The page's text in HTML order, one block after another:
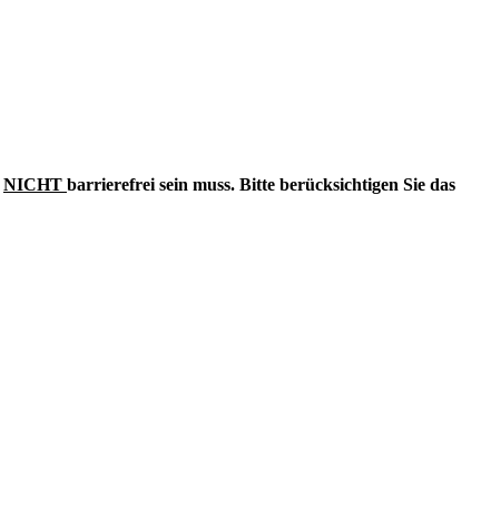
NICHT barrierefrei sein muss. Bitte berücksichtigen Sie das